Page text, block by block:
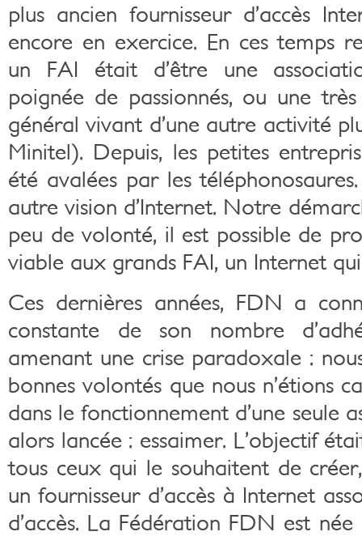
plus ancien fournisseur d’accès
encore en exercice. En ces temps
un FAI était d’être une
poignée de passionnés, ou une
général vivant d’une autre activité
Minitel). Depuis, les petites
été avalées par les
autre vision d’Internet. Notre
peu de volonté, il est possible de
viable aux grands FAI, un Internet
Ces dernières années, FDN a
constante de son nombre
amenant une crise paradoxale :
bonnes volontés que nous n’étions
dans le fonctionnement d’une seule
alors lancée : essaimer. L’objectif
tous ceux qui le souhaitent de
un fournisseur d’accès à Internet
d’accès. La Fédération FDN est